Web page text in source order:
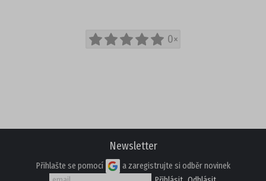
0×
Newsletter
Přihlašte se pomocí a zaregistrujte si odběr novinek